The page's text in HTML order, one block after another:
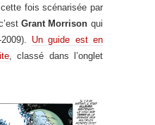
fois scénarisée par
Grant Morrison qui
Un guide est en
, classé dans l’onglet